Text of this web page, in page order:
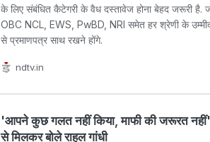
के लिए संबंधित कैटेगरी के वैध दस्तावेज होना बेहद जरूरी है.
OBC NCL, EWS, PwBD, NRI समेत हर श्रेणी के
से प्रमाणपत्र साथ रखने होंगे.
ndtv.in
'आपने कुछ गलत नहीं किया, माफी की जरूरत नहीं',
से मिलकर बोले राहुल गांधी